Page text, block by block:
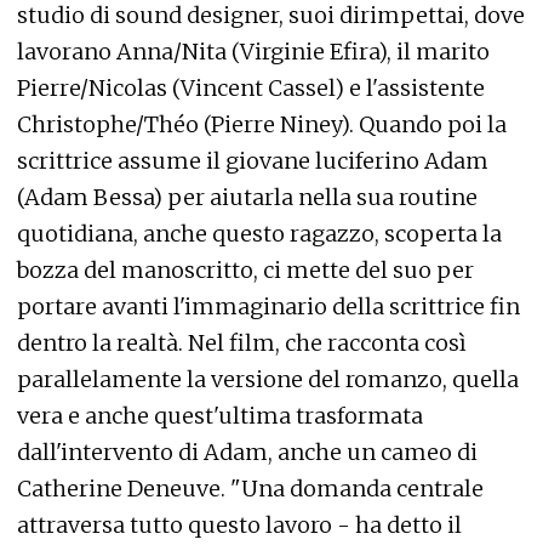
studio di sound designer, suoi dirimpettai, dove
lavorano Anna/Nita (Virginie Efira), il marito
Pierre/Nicolas (Vincent Cassel) e l'assistente
Christophe/Théo (Pierre Niney). Quando poi la
scrittrice assume il giovane luciferino Adam
(Adam Bessa) per aiutarla nella sua routine
quotidiana, anche questo ragazzo, scoperta la
bozza del manoscritto, ci mette del suo per
portare avanti l'immaginario della scrittrice fin
dentro la realtà. Nel film, che racconta così
parallelamente la versione del romanzo, quella
vera e anche quest'ultima trasformata
dall'intervento di Adam, anche un cameo di
Catherine Deneuve. "Una domanda centrale
attraversa tutto questo lavoro - ha detto il